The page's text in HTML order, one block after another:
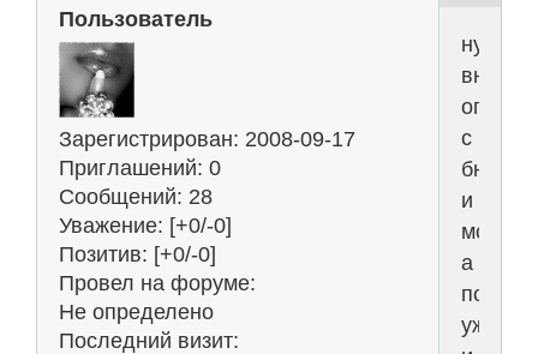
Пользователь
Зарегистрирован: 2008-09-17
Приглашений: 0
Сообщений: 28
Уважение: [+0/-0]
Позитив: [+0/-0]
Провел на форуме:
Не определено
Последний визит:
нужно
с
и
а
потом
уже